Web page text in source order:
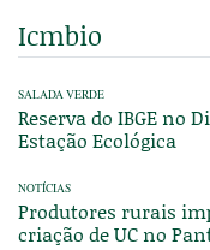
Icmbio
SALADA VERDE
Reserva do IBGE no
Estação Ecológica
NOTÍCIAS
Produtores rurais
criação de UC no